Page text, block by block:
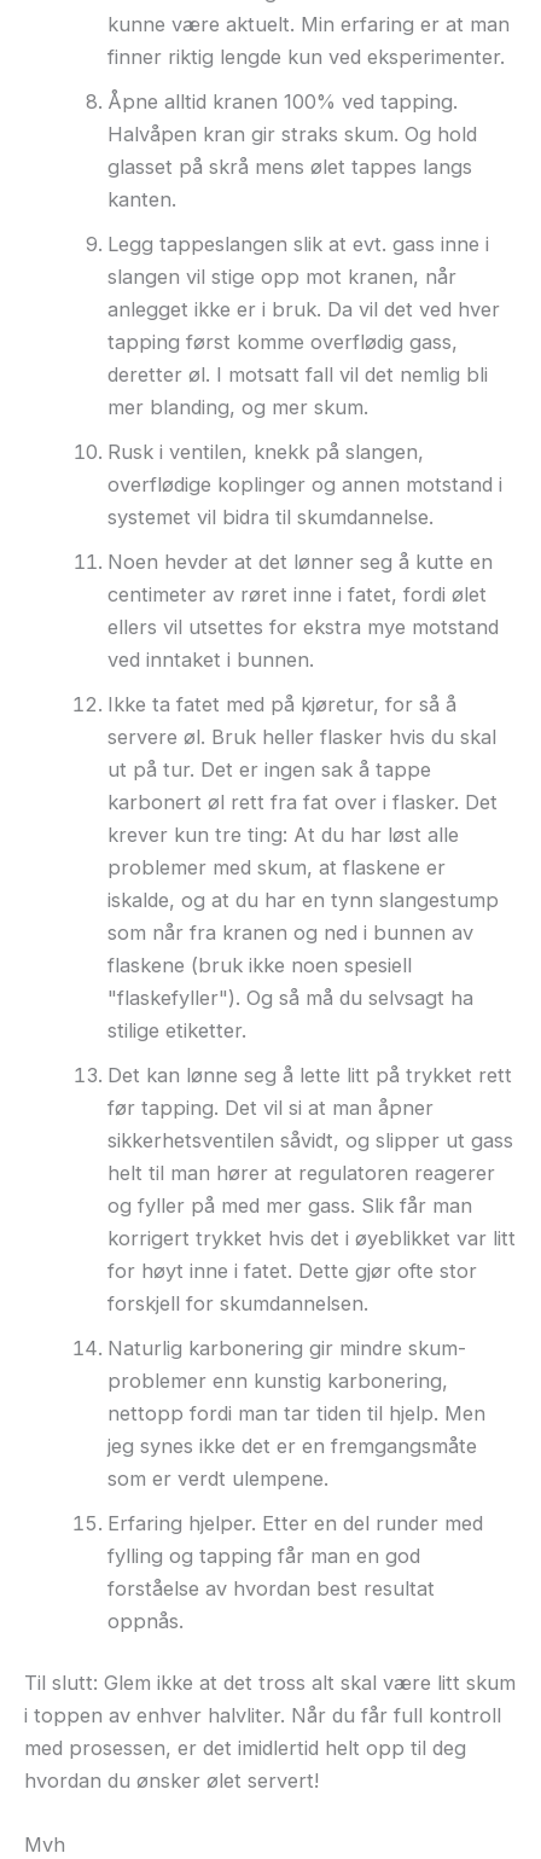
kunne være aktuelt. Min erfaring er at man
finner riktig lengde kun ved eksperimenter.
Åpne alltid kranen 100% ved tapping.
Halvåpen kran gir straks skum. Og hold
glasset på skrå mens ølet tappes langs
kanten.
Legg tappeslangen slik at evt. gass inne i
slangen vil stige opp mot kranen, når
anlegget ikke er i bruk. Da vil det ved hver
tapping først komme overflødig gass,
deretter øl. I motsatt fall vil det nemlig bli
mer blanding, og mer skum.
Rusk i ventilen, knekk på slangen,
overflødige koplinger og annen motstand i
systemet vil bidra til skumdannelse.
Noen hevder at det lønner seg å kutte en
centimeter av røret inne i fatet, fordi ølet
ellers vil utsettes for ekstra mye motstand
ved inntaket i bunnen.
Ikke ta fatet med på kjøretur, for så å
servere øl. Bruk heller flasker hvis du skal
ut på tur. Det er ingen sak å tappe
karbonert øl rett fra fat over i flasker. Det
krever kun tre ting: At du har løst alle
problemer med skum, at flaskene er
iskalde, og at du har en tynn slangestump
som når fra kranen og ned i bunnen av
flaskene (bruk ikke noen spesiell
"flaskefyller"). Og så må du selvsagt ha
stilige etiketter.
Det kan lønne seg å lette litt på trykket rett
før tapping. Det vil si at man åpner
sikkerhetsventilen såvidt, og slipper ut gass
helt til man hører at regulatoren reagerer
og fyller på med mer gass. Slik får man
korrigert trykket hvis det i øyeblikket var litt
for høyt inne i fatet. Dette gjør ofte stor
forskjell for skumdannelsen.
Naturlig karbonering gir mindre skum-
problemer enn kunstig karbonering,
nettopp fordi man tar tiden til hjelp. Men
jeg synes ikke det er en fremgangsmåte
som er verdt ulempene.
Erfaring hjelper. Etter en del runder med
fylling og tapping får man en god
forståelse av hvordan best resultat
oppnås.
Til slutt: Glem ikke at det tross alt skal være litt skum
i toppen av enhver halvliter. Når du får full kontroll
med prosessen, er det imidlertid helt opp til deg
hvordan du ønsker ølet servert!
Mvh